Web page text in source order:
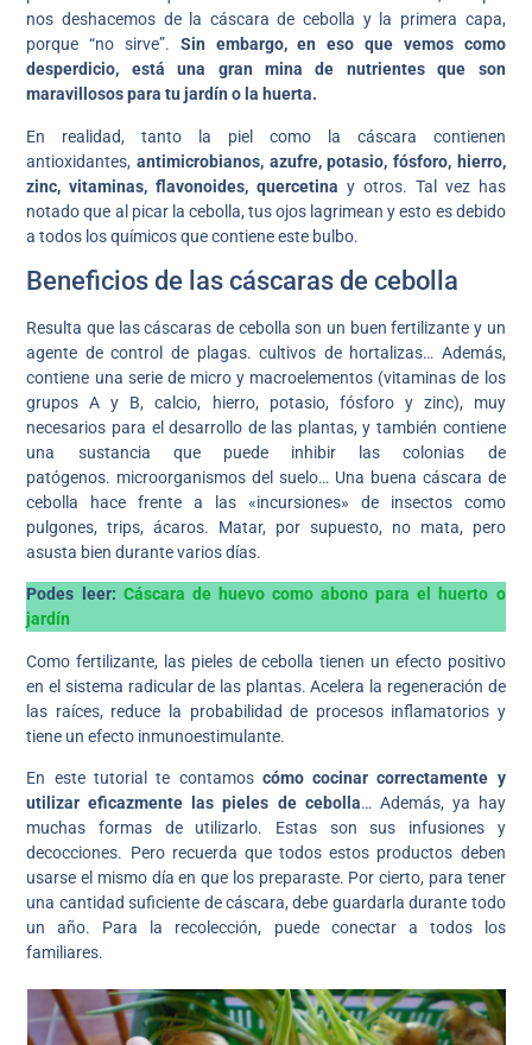
nos deshacemos de la cáscara de cebolla y la primera capa,
porque “no sirve”. Sin embargo, en eso que vemos como
desperdicio, está una gran mina de nutrientes que son
maravillosos para tu jardín o la huerta.
En realidad, tanto la piel como la cáscara contienen
antioxidantes,antimicrobianos, azufre, potasio, fósforo, hierro,
zinc, vitaminas, flavonoides, quercetina y otros. Tal vez has
notado que al picar la cebolla, tus ojos lagrimean y esto es debido
a todos los químicos que contiene este bulbo.
Beneficios de las cáscaras de cebolla
Resulta que las cáscaras de cebolla son un buen fertilizante y un
agente de control de plagas. cultivos de hortalizas… Además,
contiene una serie de micro y macroelementos (vitaminas de los
grupos A y B, calcio, hierro, potasio, fósforo y zinc), muy
necesarios para el desarrollo de las plantas, y también contiene
una sustancia que puede inhibir las colonias de
patógenos. microorganismos del suelo… Una buena cáscara de
cebolla hace frente a las «incursiones» de insectos como
pulgones, trips, ácaros. Matar, por supuesto, no mata, pero
asusta bien durante varios días.
Podes leer: Cáscara de huevo como abono para el huerto o
jardín
Como fertilizante, las pieles de cebolla tienen un efecto positivo
en el sistema radicular de las plantas. Acelera la regeneración de
las raíces, reduce la probabilidad de procesos inflamatorios y
tiene un efecto inmunoestimulante.
En este tutorial te contamos cómo cocinar correctamente y
utilizar eficazmente las pieles de cebolla… Además, ya hay
muchas formas de utilizarlo. Estas son sus infusiones y
decocciones. Pero recuerda que todos estos productos deben
usarse el mismo día en que los preparaste. Por cierto, para tener
una cantidad suficiente de cáscara, debe guardarla durante todo
un año. Para la recolección, puede conectar a todos los
familiares.